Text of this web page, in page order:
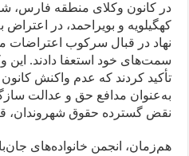
در کانون وکلای منطقه فارس،
کهگیلویه و بویراحمد، در
نهاد در قبال سرکوب اعتراضات
سمت‌های خود استعفا دادند. این
تأکید کردند که عدم واکنش
به‌عنوان مدافع حق و عدالت
نقض گسترده حقوق شهروندان،